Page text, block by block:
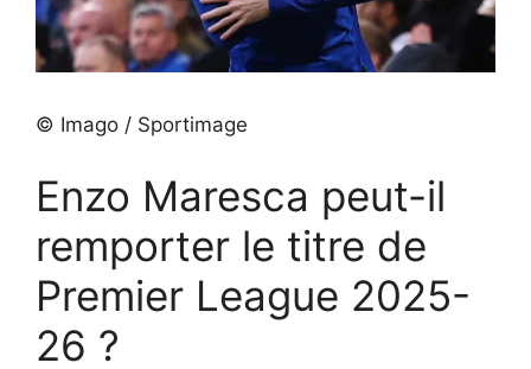
© Imago / Sportimage
Enzo Maresca peut-il
remporter le titre de
Premier League 2025-
26 ?